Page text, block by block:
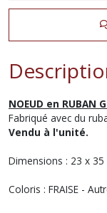
NOEUD en RUBAN
Fabriqué avec du
Vendu à l'unité.
Dimensions : 23 x
Coloris : FRAISE -